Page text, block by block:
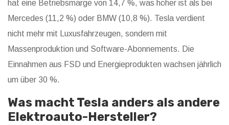
hat eine Betriebsmarge von 14,7 %, was höher ist als bei
Mercedes (11,2 %) oder BMW (10,8 %). Tesla verdient
nicht mehr mit Luxusfahrzeugen, sondern mit
Massenproduktion und Software-Abonnements. Die
Einnahmen aus FSD und Energieprodukten wachsen jährlich
um über 30 %.
Was macht Tesla anders als andere
Elektroauto-Hersteller?